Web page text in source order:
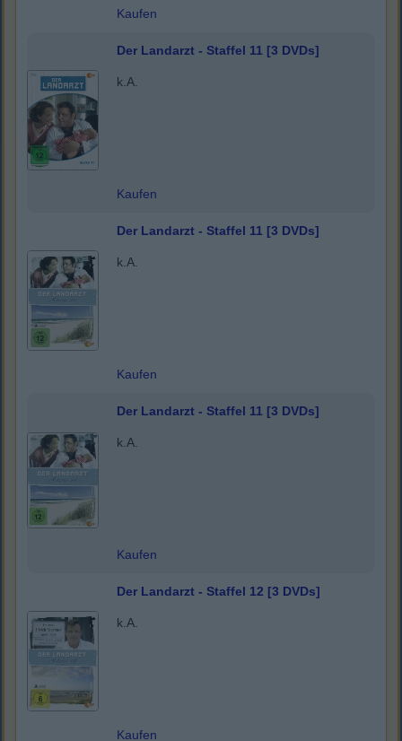
Kaufen
Der Landarzt - Staffel 11 [3 DVDs]
k.A.
Kaufen
Der Landarzt - Staffel 11 [3 DVDs]
k.A.
Kaufen
Der Landarzt - Staffel 11 [3 DVDs]
k.A.
Kaufen
Der Landarzt - Staffel 12 [3 DVDs]
k.A.
Kaufen